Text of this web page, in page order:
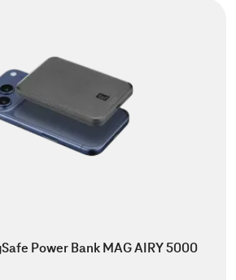
Power Bank MAG AIRY 5000